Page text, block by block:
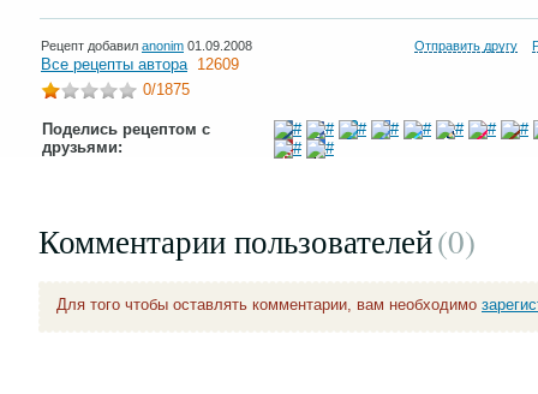
Рецепт добавил anonim 01.09.2008 Отправить другу
Все рецепты автора 12609
0/1875
Поделись рецептом с
друзьями:
Комментарии пользователей(0)
Для того чтобы оставлять комментарии, вам необходимо